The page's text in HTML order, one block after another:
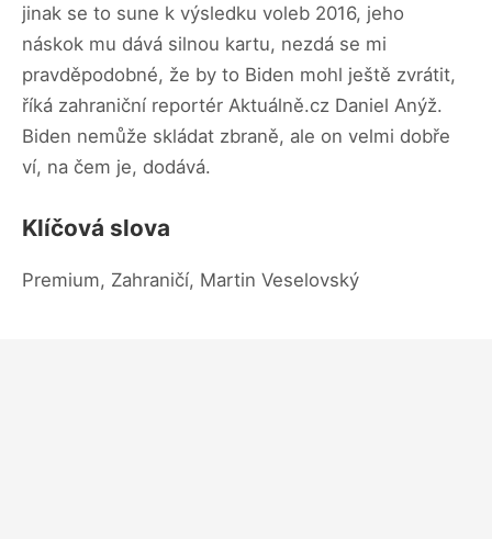
jinak se to sune k výsledku voleb 2016, jeho
náskok mu dává silnou kartu, nezdá se mi
pravděpodobné, že by to Biden mohl ještě zvrátit,
říká zahraniční reportér Aktuálně.cz Daniel Anýž.
Biden nemůže skládat zbraně, ale on velmi dobře
ví, na čem je, dodává.
Klíčová slova
Premium, Zahraničí, Martin Veselovský